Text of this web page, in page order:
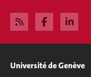
Université de Genève